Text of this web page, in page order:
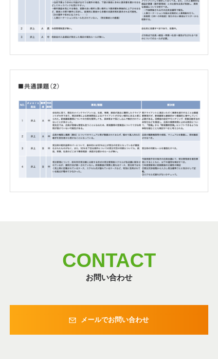
CONTACT
お問い合わせ
メールでお問い合わせ